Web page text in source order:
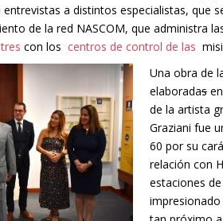
a distintos especialistas, que
de la red NASCOM, que administra
con los centros de control de las
Una obra de
elaboradas
de la artista
Graziani fue
60 por su
relación con
estaciones